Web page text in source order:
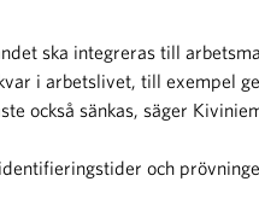
ska integreras till
i arbetslivet, till exempel
också sänkas, säger
och